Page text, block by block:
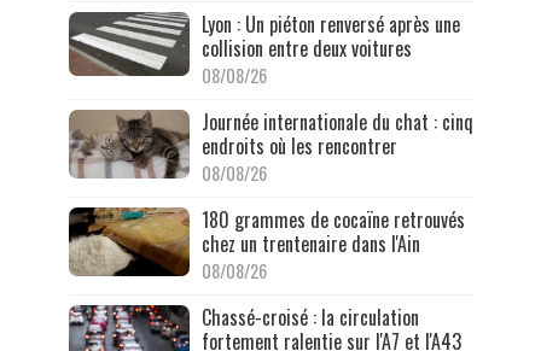
Lyon : Un piéton renversé après une
collision entre deux voitures
08/08/26
Journée internationale du chat : cinq
endroits où les rencontrer
08/08/26
180 grammes de cocaïne retrouvés
chez un trentenaire dans l'Ain
08/08/26
Chassé-croisé : la circulation
fortement ralentie sur l'A7 et l'A43